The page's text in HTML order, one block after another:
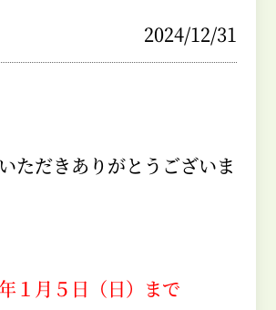
2024/12/31
ただきありがとうございま
１月５日（日）まで